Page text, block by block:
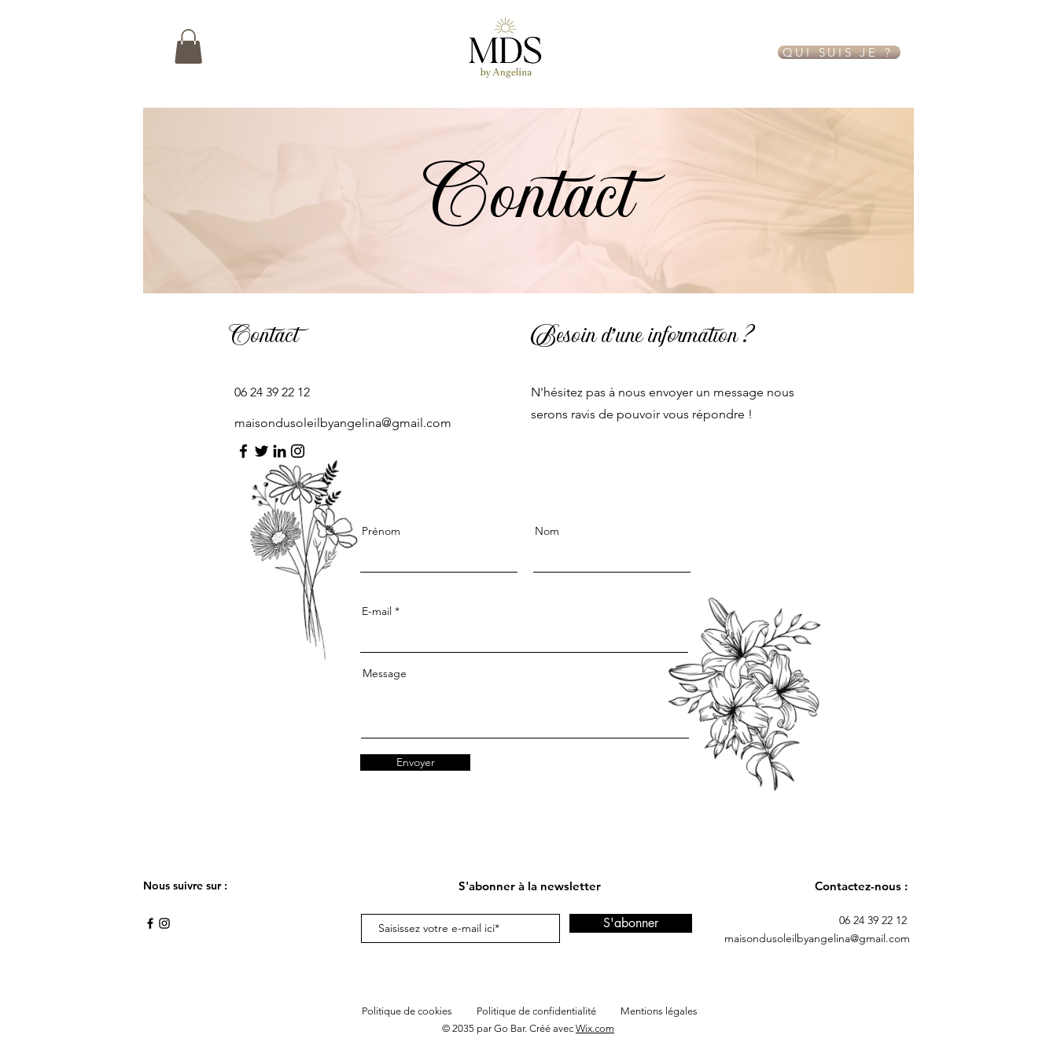
QUI SUIS JE ?
Contact
Contact
06 24 39 22 12
maisondusoleilbyangelina@gmail.com
Besoin d'une information ?
N'hésitez pas à nous envoyer un message nous
serons ravis de pouvoir vous répondre !
Prénom Nom
E-mail
Message
Envoyer
Nous suivre sur : Contactez-nous :
06 24 39 22 12
maisondusoleilbyangelina@gmail.com
S'abonner à la newsletter
S'abonner
Politique de cookies Politique de confidentialité
Mentions légales
© 2035 par Go Bar. Créé avec Wix.com